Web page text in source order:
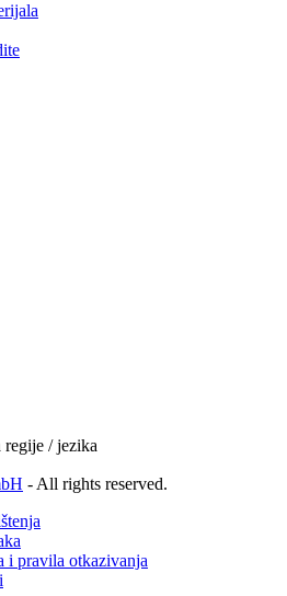
regije / jezika
- All rights reserved.
i pravila otkazivanja